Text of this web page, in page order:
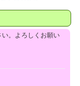
。よろしくお願い